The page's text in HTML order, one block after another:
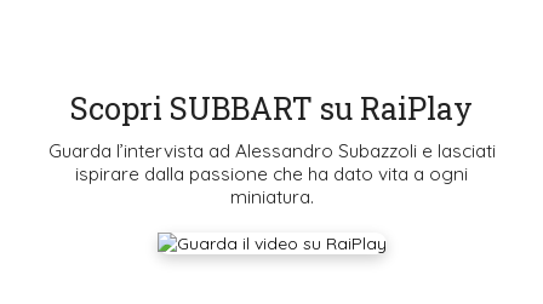
Scopri SUBBART su RaiPlay
Guarda l’intervista ad Alessandro Subazzoli e lasciati
ispirare dalla passione che ha dato vita a ogni
miniatura.